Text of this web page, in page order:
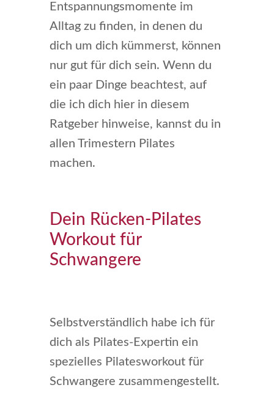
Entspannungsmomente im
Alltag zu finden, in denen du
dich um dich kümmerst, können
nur gut für dich sein. Wenn du
ein paar Dinge beachtest, auf
die ich dich hier in diesem
Ratgeber hinweise, kannst du in
allen Trimestern Pilates
machen.
Dein Rücken-Pilates
Workout für
Schwangere
Selbstverständlich habe ich für
dich als Pilates-Expertin ein
spezielles Pilatesworkout für
Schwangere zusammengestellt.